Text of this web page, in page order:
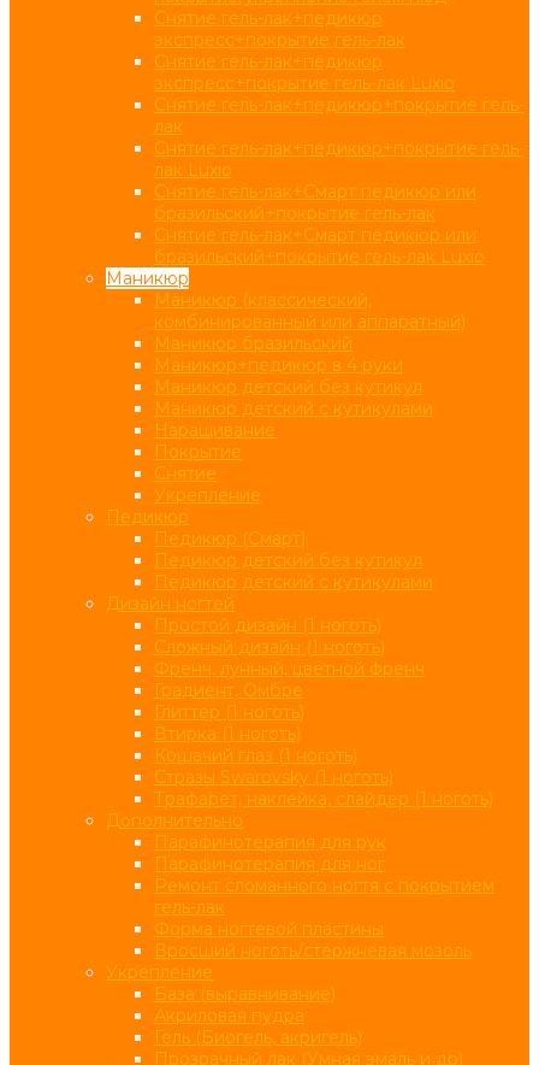
Снятие гель-лак+педикюр
экспресс+покрытие гель-лак
Снятие гель-лак+педикюр
экспресс+покрытие гель-лак Luxio
Снятие гель-лак+педикюр+покрытие гель-
лак
Снятие гель-лак+педикюр+покрытие гель-
лак Luxio
Снятие гель-лак+Смарт педикюр или
бразильский+покрытие гель-лак
Снятие гель-лак+Смарт педикюр или
бразильский+покрытие гель-лак Luxio
Маникюр
Маникюр (классический,
комбинированный или аппаратный)
Маникюр бразильский
Маникюр+педикюр в 4 руки
Маникюр детский без кутикул
Маникюр детский с кутикулами
Наращивание
Покрытие
Снятие
Укрепление
Педикюр
Педикюр (Смарт)
Педикюр детский без кутикул
Педикюр детский с кутикулами
Дизайн ногтей
Простой дизайн (1 ноготь)
Сложный дизайн (1 ноготь)
Френч, лунный, цветной френч
Градиент, Омбре
Глиттер (1 ноготь)
Втирка (1 ноготь)
Кошачий глаз (1 ноготь)
Стразы Swarovsky (1 ноготь)
Трафарет, наклейка, слайдер (1 ноготь)
Дополнительно
Парафинотерапия для рук
Парафинотерапия для ног
Ремонт сломанного ногтя с покрытием
гель-лак
Форма ногтевой пластины
Вросший ноготь/стержневая мозоль
Укрепление
База (выравнивание)
Акриловая пудра
Гель (Биогель, акригель)
Прозрачный лак (Умная эмаль и др)